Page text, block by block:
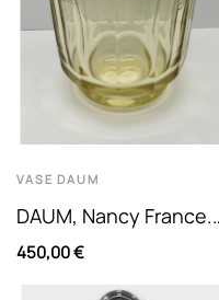
VASE DAUM
DAUM, Nancy France.
Grand Vase En Cristal
Taillé À Facettes
450,00 €